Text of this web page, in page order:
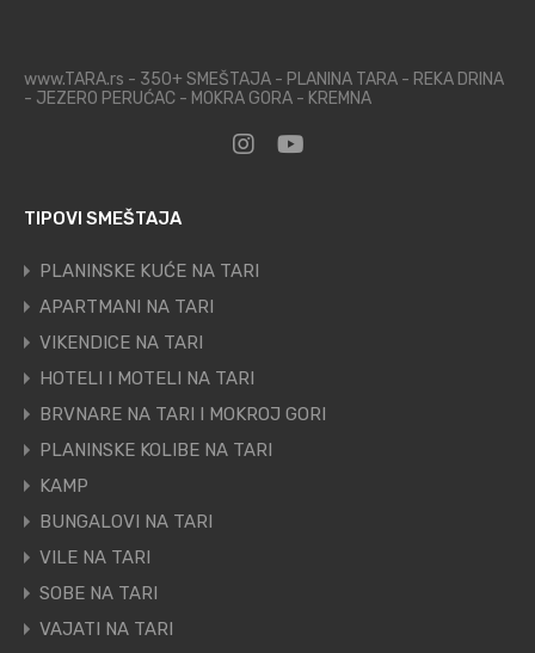
www.TARA.rs - 350+ SMEŠTAJA - PLANINA TARA - REKA DRINA
- JEZERO PERUĆAC - MOKRA GORA - KREMNA
TIPOVI SMEŠTAJA
PLANINSKE KUĆE NA TARI
APARTMANI NA TARI
VIKENDICE NA TARI
HOTELI I MOTELI NA TARI
BRVNARE NA TARI I MOKROJ GORI
PLANINSKE KOLIBE NA TARI
KAMP
BUNGALOVI NA TARI
VILE NA TARI
SOBE NA TARI
VAJATI NA TARI